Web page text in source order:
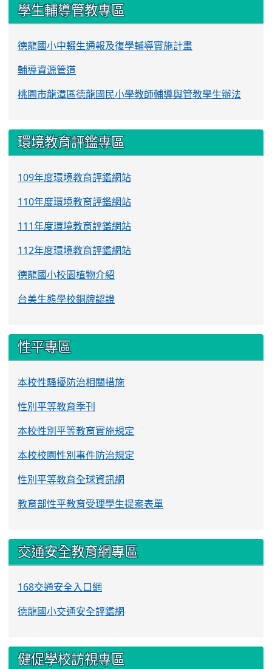
學生輔導管教專區
德龍國小中輟生通報及復學輔導實施計畫
輔導資源管道
桃園市龍潭區德龍國民小學教師輔導與管教學生辦法
環境教育評鑑專區
109年度環境教育評鑑網站
110年度環境教育評鑑網站
111年度環境教育評鑑網站
112年度環境教育評鑑網站
德龍國小校園植物介紹
台美生態學校銅牌認證
性平專區
本校性騷擾防治相關措施
性別平等教育季刊
本校性別平等教育實施規定
本校校園性別事件防治規定
性別平等教育全球資訊網
教育部性平教育受理學生提案表單
交通安全教育網專區
168交通安全入口網
德龍國小交通安全評鑑網
健促學校訪視專區